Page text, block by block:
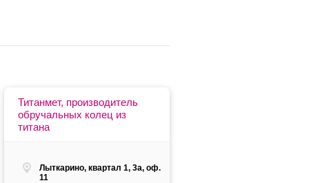
Титанмет, производитель
обручальных колец из
титана
Лыткарино, квартал 1, 3а, оф.
11